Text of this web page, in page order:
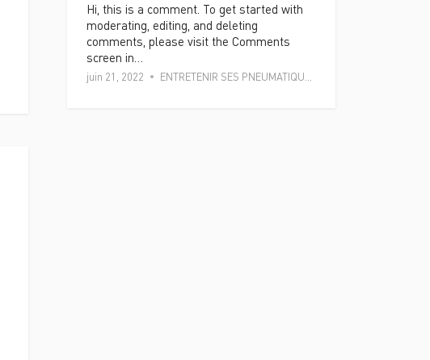
Hi, this is a comment. To get started with
moderating, editing, and deleting
comments, please visit the Comments
screen in…
juin 21, 2022 ENTRETENIR SES PNEUMATIQUES